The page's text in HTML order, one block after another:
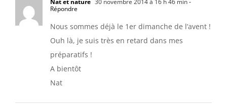
Nat et nature 30 novembre 2014 à 16 h 46 min-
Répondre
Nous sommes déjà le 1er dimanche de l’avent !
Ouh là, je suis très en retard dans mes
préparatifs !
A bientôt
Nat